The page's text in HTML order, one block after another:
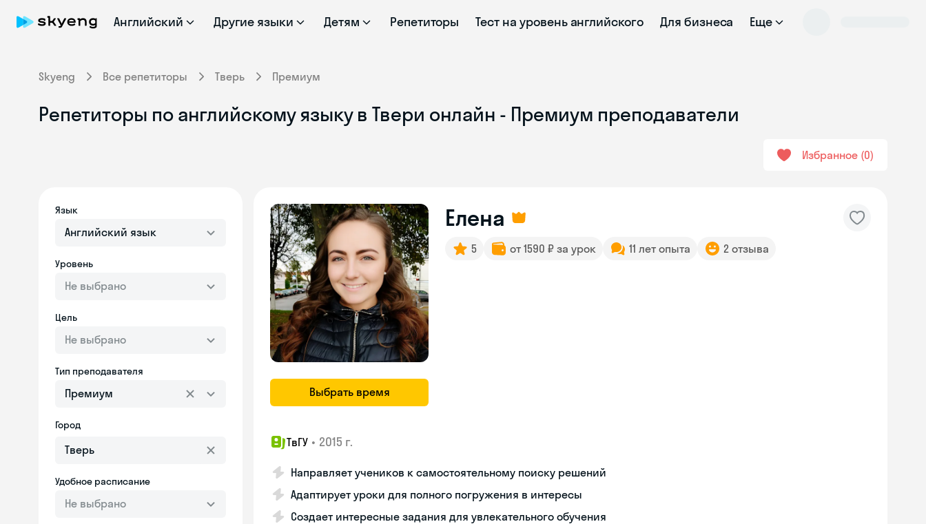
Английский Другие языки Детям Репетиторы Тест на уровень английского Для бизнеса Еще
Skyeng Все репетиторы Тверь Премиум
Репетиторы по английскому языку в Твери онлайн - Премиум преподаватели
Избранное 0
Язык
Английский язык
Уровень
Не выбрано
Цель
Не выбрано
Тип преподавателя
Премиум
Город
Удобное расписание
Не выбрано
Выбрать время
Елена
5 от 1590 ₽ за урок 11 лет опыта 2 отзыва
ТвГУ • 2015 г.
Направляет учеников к самостоятельному поиску решений
Адаптирует уроки для полного погружения в интересы
Создает интересные задания для увлекательного обучения